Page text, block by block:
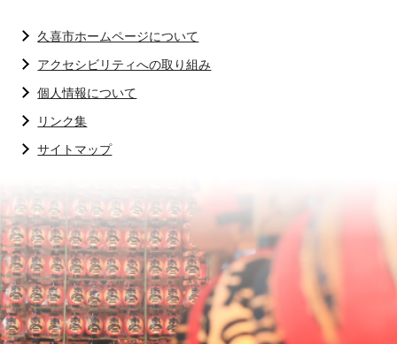
久喜市ホームページについて
アクセシビリティへの取り組み
個人情報について
リンク集
サイトマップ